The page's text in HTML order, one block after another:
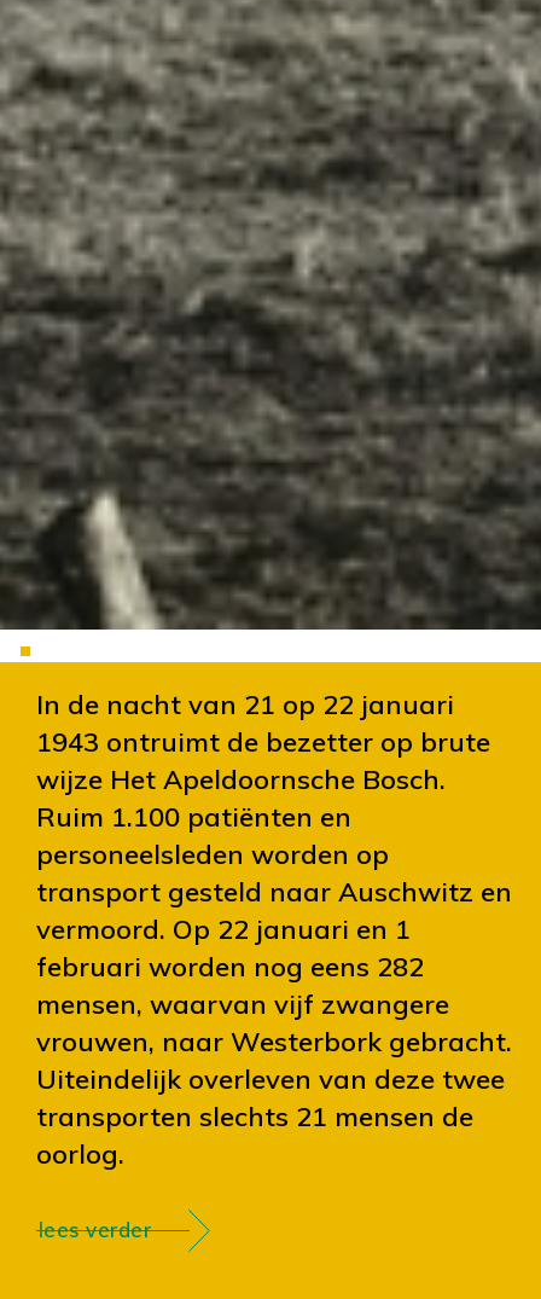
Slide 2 of 5.
In de nacht van 21 op 22 januari
1943 ontruimt de bezetter op brute
wijze Het Apeldoornsche Bosch.
Ruim 1.100 patiënten en
personeelsleden worden op
transport gesteld naar Auschwitz en
vermoord. Op 22 januari en 1
februari worden nog eens 282
mensen, waarvan vijf zwangere
vrouwen, naar Westerbork gebracht.
Uiteindelijk overleven van deze twee
transporten slechts 21 mensen de
oorlog.
lees verder